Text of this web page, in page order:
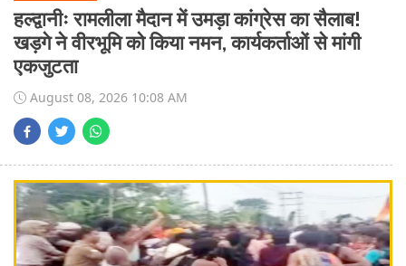
हल्द्वानीः रामलीला मैदान में उमड़ा कांग्रेस का सैलाब!
खड़गे ने वीरभूमि को किया नमन, कार्यकर्ताओं से मांगी
एकजुटता
August 08, 2026 10:08 AM